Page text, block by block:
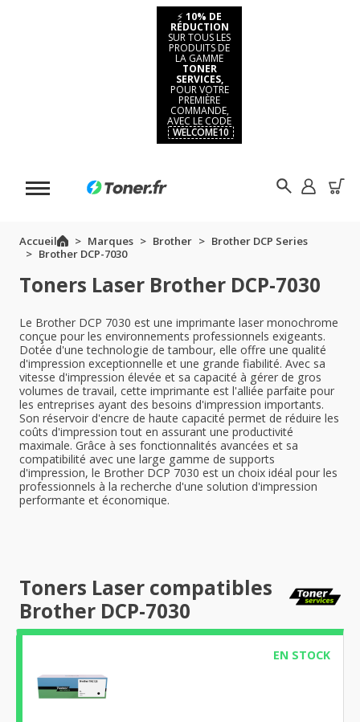
⚡ 10% DE
RÉDUCTION
SUR TOUS LES
PRODUITS DE
LA GAMME
TONER
SERVICES,
POUR VOTRE
PREMIÈRE
COMMANDE,
AVEC LE CODE
WELCOME10
Accueil Marques Brother
Brother DCP Series
Brother DCP-7030
Toners Laser Brother DCP-7030
Le Brother DCP 7030 est une imprimante laser monochrome
conçue pour les environnements professionnels exigeants.
Dotée d'une technologie de tambour, elle offre une qualité
d'impression exceptionnelle et une grande fiabilité. Avec sa
vitesse d'impression élevée et sa capacité à gérer de gros
volumes de travail, cette imprimante est l'alliée parfaite pour
les entreprises ayant des besoins d'impression importants.
Son réservoir d'encre de haute capacité permet de réduire les
coûts d'impression tout en assurant une productivité
maximale. Grâce à ses fonctionnalités avancées et sa
compatibilité avec une large gamme de supports
d'impression, le Brother DCP 7030 est un choix idéal pour les
professionnels à la recherche d'une solution d'impression
performante et économique.
Toners Laser compatibles
Brother DCP-7030
EN STOCK